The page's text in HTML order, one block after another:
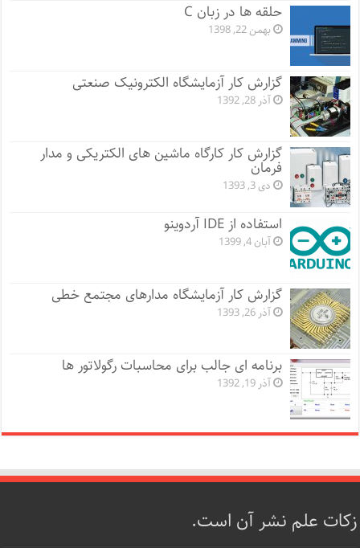
حلقه ها در زبان C
بهمن 22, 1398
گزارش کار آزمایشگاه الکترونیک صنعتی
آذر 28, 1392
گزارش کار کارگاه ماشین های الکتریکی و مدار
فرمان
دی 3, 1393
استفاده از IDE آردوینو
آبان 4, 1399
گزارش کار آزمایشگاه مدارهای مجتمع خطی
آذر 26, 1393
برنامه ای جالب برای محاسبات رگولاتور ها
آذر 19, 1392
زکات علم نشر آن است.